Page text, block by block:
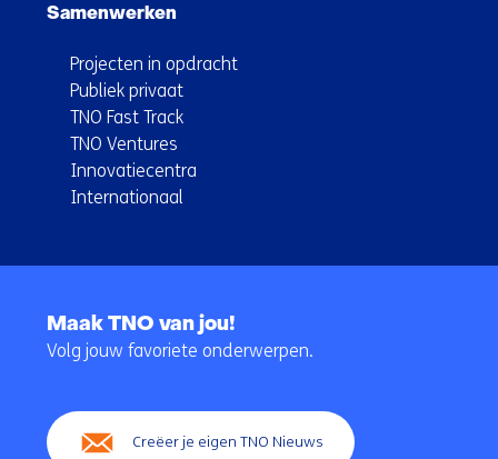
Samenwerken
Projecten in opdracht
Publiek privaat
TNO Fast Track
TNO Ventures
Innovatiecentra
Internationaal
navigatie
Maak TNO van jou!
Volg jouw favoriete onderwerpen.
Creëer je eigen TNO Nieuws